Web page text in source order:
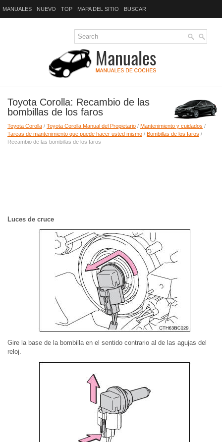
MANUALES NUEVO TOP MAPA DEL SITIO BUSCAR
Toyota Corolla: Recambio de las
bombillas de los faros
Toyota Corolla / Toyota Corolla Manual del Propietario / Mantenimiento y cuidados /
Tareas de mantenimiento que puede hacer usted mismo / Bombillas de los faros /
Recambio de las bombillas de los faros
Luces de cruce
Gire la base de la bombilla en el sentido contrario al de las agujas del
reloj.